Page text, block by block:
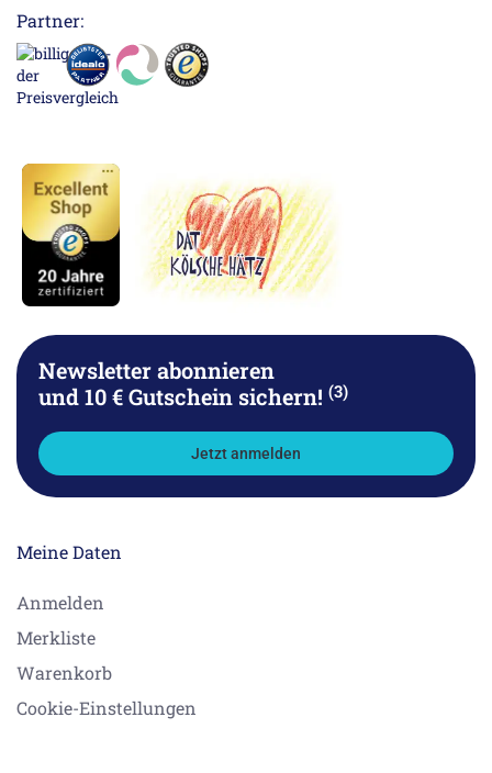
Partner:
Newsletter abonnieren
und 10 € Gutschein sichern! (3)
Jetzt anmelden
Meine Daten
Anmelden
Merkliste
Warenkorb
Cookie-Einstellungen